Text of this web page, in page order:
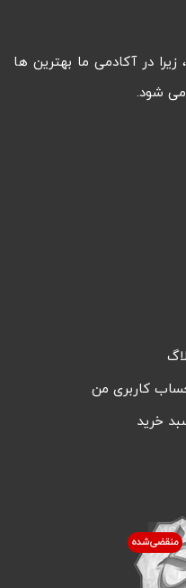
زیرا در آکادمی ما بهترین ها
می شود.
کاربری من
خرید